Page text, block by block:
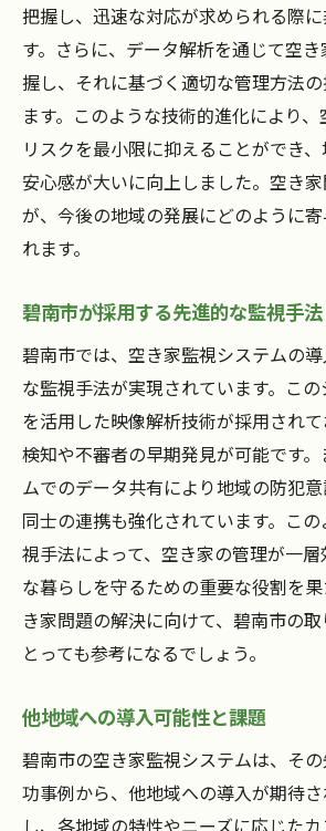
把握し、迅速な対応が求められる際
す。さらに、データ解析を通じて空
握し、それに基づく適切な管理方法
ます。このような技術的進化により
リスクを最小限に抑えることができ
安心感が大いに向上しました。空き
が、今後の地域の発展にどのように
れます。
碧南市が採用する先進的な監視手法
碧南市では、空き家監視システムの
な監視手法が実現されています。こ
を活用した映像解析技術が採用され
検知や不審者の早期発見が可能です
ムでのデータ共有により地域の防犯
同士の連携も強化されています。こ
視手法によって、空き家の管理が一
な暮らしを守るための重要な役割を
き家問題の解決に向けて、碧南市の
とっても参考になるでしょう。
他地域への導入可能性と課題
碧南市の空き家監視システムは、そ
功事例から、他地域への導入が期待
し、各地域の特性やニーズに応じた